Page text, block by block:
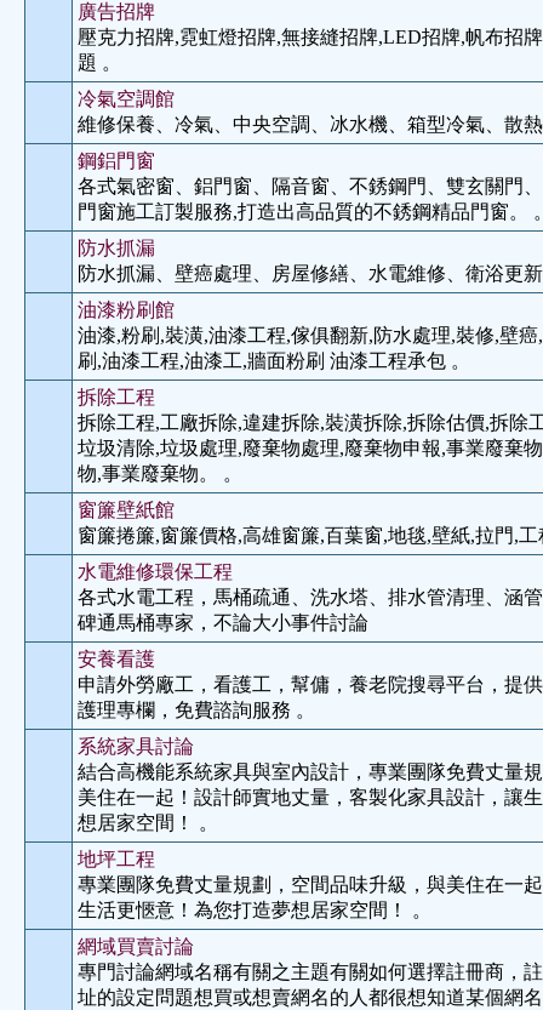
廣告招牌
壓克力招牌,霓虹燈招牌,無接縫招牌,LED招牌,帆布招
題 。
冷氣空調館
維修保養、冷氣、中央空調、冰水機、箱型冷氣、散
鋼鋁門窗
各式氣密窗、鋁門窗、隔音窗、不銹鋼門、雙玄關門
門窗施工訂製服務,打造出高品質的不銹鋼精品門窗。
防水抓漏
防水抓漏、壁癌處理、房屋修繕、水電維修、衛浴更
油漆粉刷館
油漆,粉刷,裝潢,油漆工程,傢俱翻新,防水處理,裝修,壁
刷,油漆工程,油漆工,牆面粉刷 油漆工程承包 。
拆除工程
拆除工程,工廠拆除,違建拆除,裝潢拆除,拆除估價,拆除
垃圾清除,垃圾處理,廢棄物處理,廢棄物申報,事業廢棄
物,事業廢棄物。 。
窗簾壁紙館
窗簾捲簾,窗簾價格,高雄窗簾,百葉窗,地毯,壁紙,拉門,
水電維修環保工程
各式水電工程，馬桶疏通、洗水塔、排水管清理、涵
碑通馬桶專家，不論大小事件討論
安養看護
申請外勞廠工，看護工，幫傭，養老院搜尋平台，提
護理專欄，免費諮詢服務 。
系統家具討論
結合高機能系統家具與室內設計，專業團隊免費丈量
美住在一起！設計師實地丈量，客製化家具設計，讓
想居家空間！ 。
地坪工程
專業團隊免費丈量規劃，空間品味升級，與美住在一
生活更愜意！為您打造夢想居家空間！ 。
網域買賣討論
專門討論網域名稱有關之主題有關如何選擇註冊商，
址的設定問題想買或想賣網名的人都很想知道某個網